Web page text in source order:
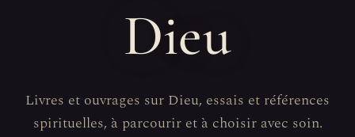
Dieu
Livres et ouvrages sur Dieu, essais et références
spirituelles, à parcourir et à choisir avec soin.